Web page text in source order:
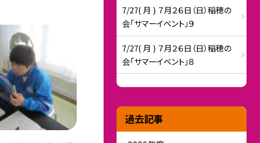
7/27( 月 ) ７月２６日（日）稲穂の
会「サマーイベント」９
7/27( 月 ) ７月２６日（日）稲穂の
会「サマーイベント」８
過去記事